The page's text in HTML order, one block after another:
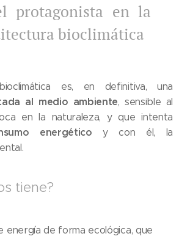
protagonista en la
bioclimática
es, en definitiva, una
al medio ambiente, sensible al
en la naturaleza, y que intenta
energético y con él, la
tiene?
energía de forma ecológica, que